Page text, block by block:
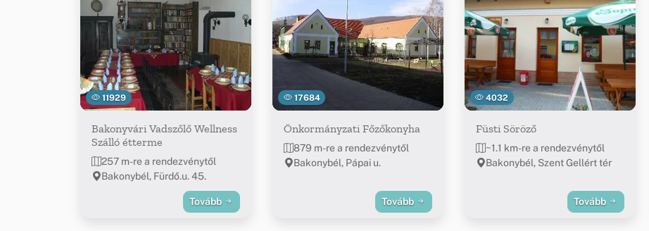
11929
Bakonyvári Vadszőlő Wellness
Szálló étterme
257 m-re a rendezvénytől
Bakonybél, Fürdő.u. 45.
Tovább
17684
Önkormányzati Főzőkonyha
879 m-re a rendezvénytől
Bakonybél, Pápai u.
Tovább
4032
Füsti Söröző
~1.1 km-re a rendezvénytől
Bakonybél, Szent Gellért tér
Tovább